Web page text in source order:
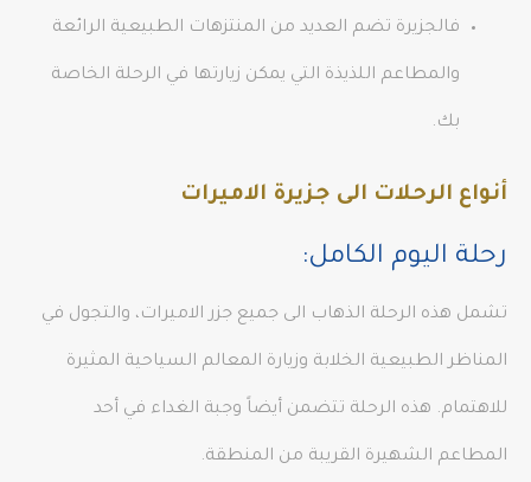
فالجزيرة تضم العديد من المنتزهات الطبيعية الرائعة
والمطاعم اللذيذة التي يمكن زيارتها في الرحلة الخاصة
بك.
أنواع الرحلات الى جزيرة الاميرات
رحلة اليوم الكامل:
تشمل هذه الرحلة الذهاب الى جميع جزر الاميرات، والتجول في
المناظر الطبيعية الخلابة وزيارة المعالم السياحية المثيرة
للاهتمام. هذه الرحلة تتضمن أيضاً وجبة الغداء في أحد
المطاعم الشهيرة القريبة من المنطقة.